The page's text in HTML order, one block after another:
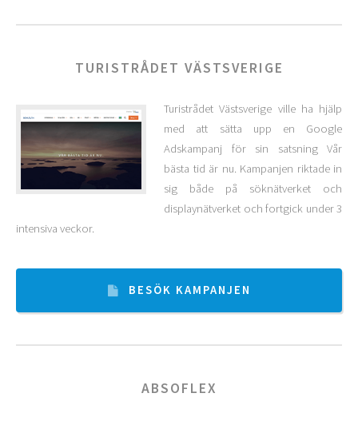
TURISTRÅDET VÄSTSVERIGE
Turistrådet Västsverige ville ha hjälp
med att sätta upp en Google
Adskampanj för sin satsning Vår
bästa tid är nu. Kampanjen riktade in
sig både på söknätverket och
displaynätverket och fortgick under 3
intensiva veckor.
BESÖK KAMPANJEN
ABSOFLEX